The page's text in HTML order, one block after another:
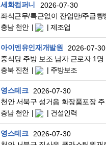
세화컴퍼니
2026-07-30
충남 천안
제조업
아이엔유인재개발원
2026-07-30
충북 진천
주방보조
영스테크
2026-07-30
충남 천안
건설인력
영스테크
2026-07-30